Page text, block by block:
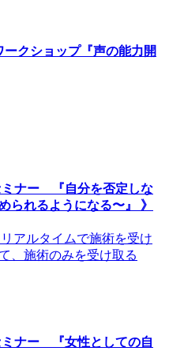
ークショップ『声の能力開
ミナー 『自分を否定しな
られるようになる〜』 》
アルタイムで施術を受け
、施術のみを受け取る
ミナー 『女性としての自